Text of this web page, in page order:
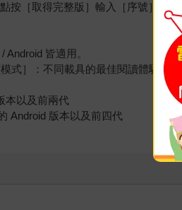
按［取得完整版］輸入［序號］點
皆適用。
式］：不同載具的最佳閱讀體驗。可
本以及前兩代
Android 版本以及前四代